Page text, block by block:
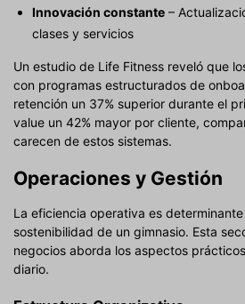
Innovación constante –
clases y servicios
Un estudio de Life Fitness reveló que
con programas estructurados de
retención un 37% superior durante el
value un 42% mayor por cliente,
carecen de estos sistemas.
Operaciones y Gestión
La eficiencia operativa es
sostenibilidad de un gimnasio. Esta
negocios aborda los aspectos
diario.